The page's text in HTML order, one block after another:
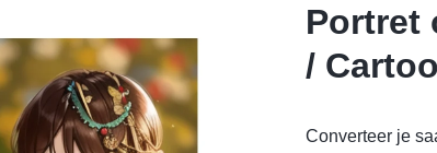
Portret
/
Converteer je